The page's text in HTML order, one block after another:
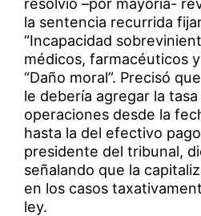
la sentencia recurrida
“Incapacidad
médicos, farmacéuticos
“Daño moral”. Precisó
le debería agregar la
operaciones desde la
hasta la del efectivo
presidente del tribunal,
señalando que la
en los casos
ley.